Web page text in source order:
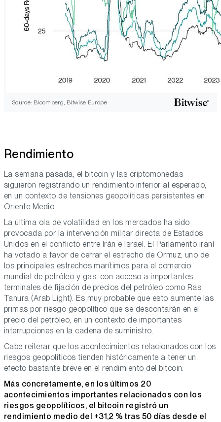
Source: Bloomberg, Bitwise Europe
Rendimiento
La semana pasada, el bitcoin y las criptomonedas
siguieron registrando un rendimiento inferior al esperado,
en un contexto de tensiones geopolíticas persistentes en
Oriente Medio.
La última ola de volatilidad en los mercados ha sido
provocada por la intervención militar directa de Estados
Unidos en el conflicto entre Irán e Israel. El Parlamento iraní
ha votado a favor de cerrar el estrecho de Ormuz, uno de
los principales estrechos marítimos para el comercio
mundial de petróleo y gas, con acceso a importantes
terminales de fijación de precios del petróleo como Ras
Tanura (Arab Light). Es muy probable que esto aumente las
primas por riesgo geopolítico que se descontarán en el
precio del petróleo, en un contexto de importantes
interrupciones en la cadena de suministro.
Cabe reiterar que los acontecimientos relacionados con los
riesgos geopolíticos tienden históricamente a tener un
efecto bastante breve en el rendimiento del bitcoin.
Más concretamente, en los últimos 20
acontecimientos importantes relacionados con los
riesgos geopolíticos, el bitcoin registró un
rendimiento medio del +31,2 % tras 50 días desde el